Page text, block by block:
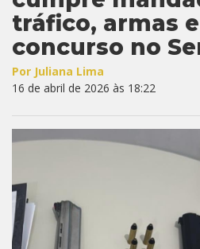
tráfico, armas
concurso no
Por Juliana Lima
16 de abril de 2026 às 18:22